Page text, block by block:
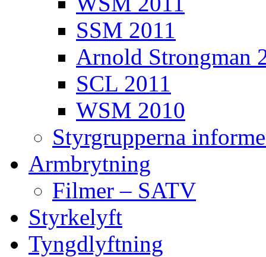
SSM 2011
Arnold Strongman
SCL 2011
WSM 2010
Styrgrupperna
Armbrytning
Filmer – SATV
Styrkelyft
Tyngdlyftning